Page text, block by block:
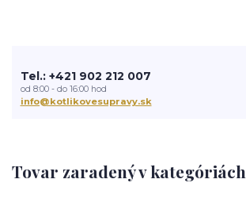
Tovar zaradený v kategóriách
Tel.: +421 902 212 007
od 8:00 - do 16:00 hod
info@kotlikovesupravy.sk